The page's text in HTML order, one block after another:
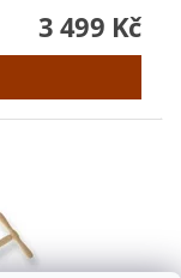
3 499 Kč